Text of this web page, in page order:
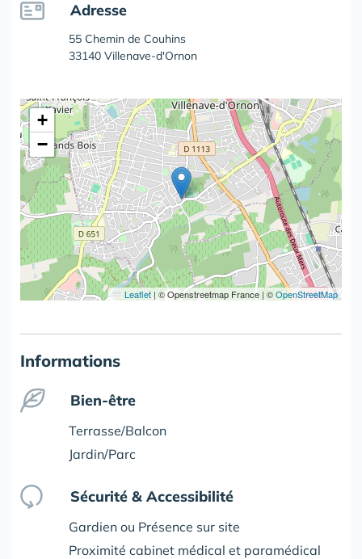
Adresse
55 Chemin de Couhins
33140 Villenave-d'Ornon
+
−
Leaflet | © Openstreetmap France | ©OpenStreetMap
Informations
Bien-être
Terrasse/Balcon
Jardin/Parc
Sécurité & Accessibilité
Gardien ou Présence sur site
Proximité cabinet médical et paramédical